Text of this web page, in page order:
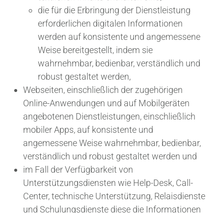
die für die Erbringung der Dienstleistung
erforderlichen digitalen Informationen
werden auf konsistente und angemessene
Weise bereitgestellt, indem sie
wahrnehmbar, bedienbar, verständlich und
robust gestaltet werden,
Webseiten, einschließlich der zugehörigen
Online-Anwendungen und auf Mobilgeräten
angebotenen Dienstleistungen, einschließlich
mobiler Apps, auf konsistente und
angemessene Weise wahrnehmbar, bedienbar,
verständlich und robust gestaltet werden und
im Fall der Verfügbarkeit von
Unterstützungsdiensten wie Help-Desk, Call-
Center, technische Unterstützung, Relaisdienste
und Schulungsdienste diese die Informationen